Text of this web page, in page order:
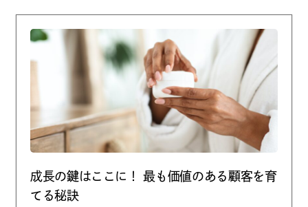
成長の鍵はここに！ 最も価値のある顧客を育
てる秘訣